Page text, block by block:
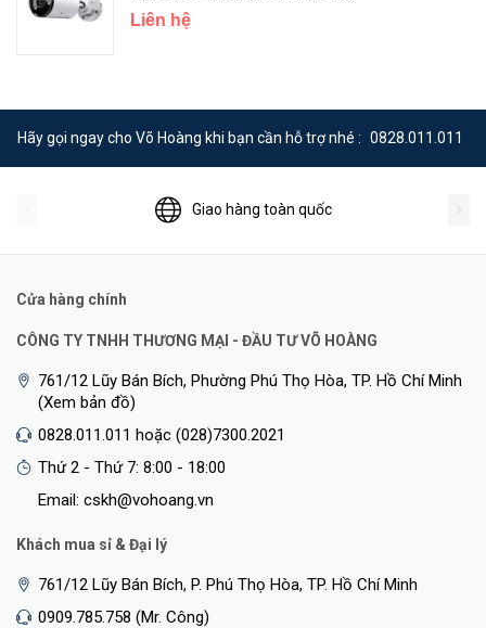
Quản Lý và Lưu Trữ Linh Hoạt
<Hotline: 0828.011.011 - (028)7300.2021 - VoHoang.vn>
Liên hệ
Hãy gọi ngay cho Võ Hoàng khi bạn cần hỗ trợ nhé : 0828.011.011
Giao hàng toàn quốc
Cửa hàng chính
CÔNG TY TNHH THƯƠNG MẠI - ĐẦU TƯ VÕ HOÀNG
761/12 Lũy Bán Bích, Phường Phú Thọ Hòa, TP. Hồ Chí Minh
(Xem bản đồ)
0828.011.011 hoặc (028)7300.2021
Thứ 2 - Thứ 7: 8:00 - 18:00
Email: cskh@vohoang.vn
Khách mua sỉ & Đại lý
761/12 Lũy Bán Bích, P. Phú Thọ Hòa, TP. Hồ Chí Minh
0909.785.758 (Mr. Công)